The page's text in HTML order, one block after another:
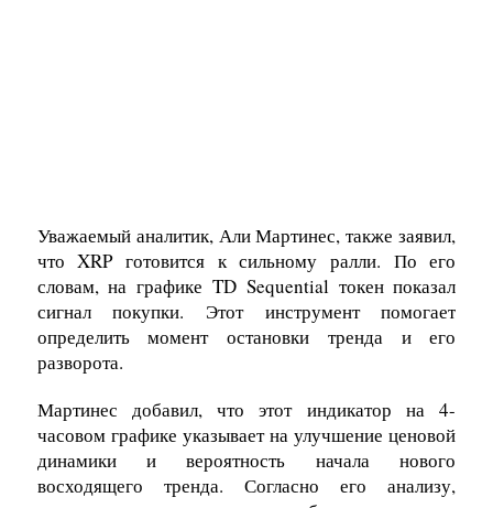
Уважаемый аналитик, Али Мартинес, также заявил,
что XRP готовится к сильному ралли. По его
словам, на графике TD Sequential токен показал
сигнал покупки. Этот инструмент помогает
определить момент остановки тренда и его
разворота.
Мартинес добавил, что этот индикатор на 4-
часовом графике указывает на улучшение ценовой
динамики и вероятность начала нового
восходящего тренда. Согласно его анализу,